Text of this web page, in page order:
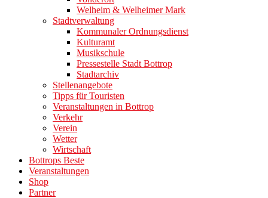
Welheim & Welheimer Mark
Stadtverwaltung
Kommunaler Ordnungsdienst
Kulturamt
Musikschule
Pressestelle Stadt Bottrop
Stadtarchiv
Stellenangebote
Tipps für Touristen
Veranstaltungen in Bottrop
Verkehr
Verein
Wetter
Wirtschaft
Bottrops Beste
Veranstaltungen
Shop
Partner